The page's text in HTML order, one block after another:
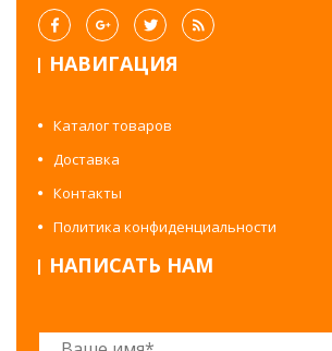
НАВИГАЦИЯ
Каталог товаров
Доставка
Контакты
Политика конфиденциальности
НАПИСАТЬ НАМ